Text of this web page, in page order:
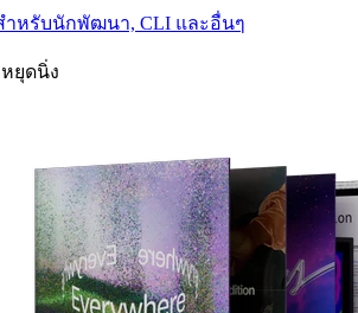
ำหรับนักพัฒนา, CLI และอื่นๆ
ยุดนิ่ง